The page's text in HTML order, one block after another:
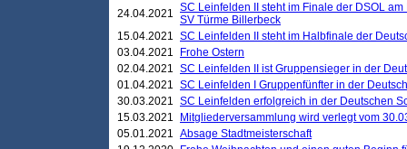
24.04.2021 SC Leinfelden II steht im Finale der DSOL
SV Türme Billerbeck
15.04.2021 SC Leinfelden II steht im Halbfinale der
03.04.2021
Frohe Ostern
02.04.2021 SC Leinfelden II ist Gruppensieger in der
01.04.2021 SC Leinfelden I Gruppenfünfter in der
30.03.2021 SC Leinfelden erfolgreich in der Deutschen
15.03.2021
Mitgliederversammlung wird verlegt vom
05.01.2021 Absage Stadtmeisterschaft